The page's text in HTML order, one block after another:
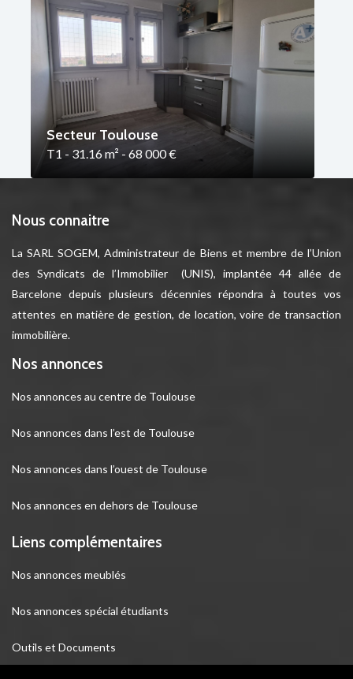
Secteur Toulouse
T1 - 31.16 m² - 68 000 €
Nous connaitre
La SARL SOGEM, Administrateur de Biens et membre de l’Union
des Syndicats de l’Immobilier (UNIS), implantée 44 allée de
Barcelone depuis plusieurs décennies répondra à toutes vos
attentes en matière de gestion, de location, voire de transaction
immobilière.
Nos annonces
Nos annonces au centre de Toulouse
Nos annonces dans l’est de Toulouse
Nos annonces dans l’ouest de Toulouse
Nos annonces en dehors de Toulouse
Liens complémentaires
Nos annonces meublés
Nos annonces spécial étudiants
Outils et Documents